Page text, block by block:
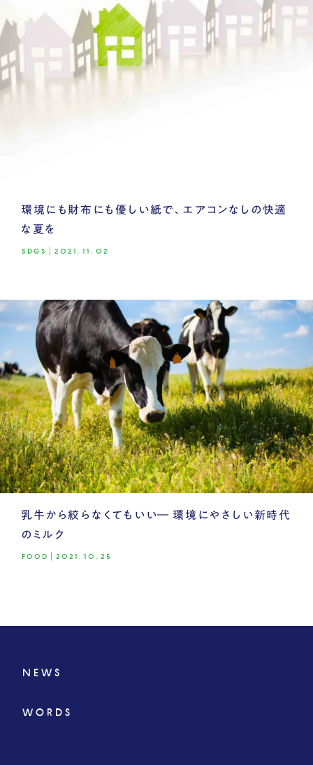
環境にも財布にも優しい紙で、エアコンなしの快適
な夏を
SDGS 2021.11.02
乳牛から絞らなくてもいい― 環境にやさしい新時代
のミルク
FOOD 2021.10.25
NEWS
WORDS